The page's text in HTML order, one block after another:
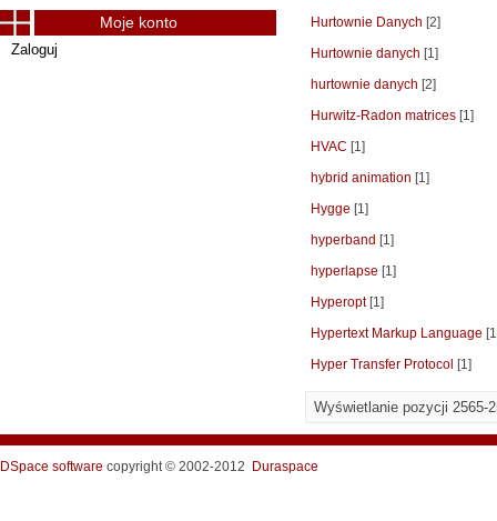
Hurtownie Danych [2]
Hurtownie danych [1]
hurtownie danych [2]
Hurwitz-Radon matrices [1]
HVAC [1]
hybrid animation [1]
Hygge [1]
hyperband [1]
hyperlapse [1]
Hyperopt[1]
Hypertext Markup Language
Hyper Transfer Protocol [1]
Wyświetlanie pozycji 2565-
Moje konto
Zaloguj
DSpace software copyright © 2002-2012 Duraspace